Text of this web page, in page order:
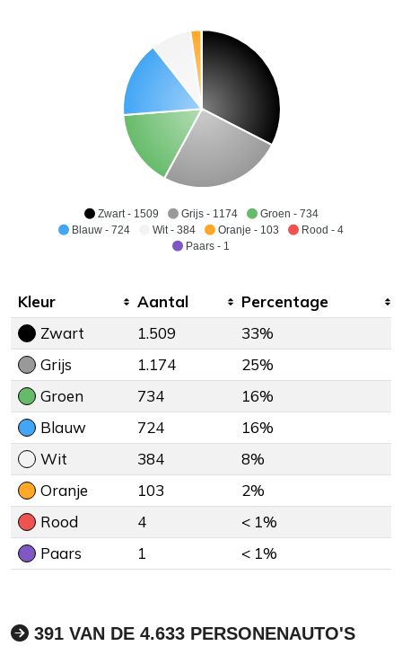
Zwart - 1509 Grijs - 1174
Groen - 734
Blauw - 724
Wit - 384 Oranje - 103
Rood - 4
Paars - 1
Kleur Aantal
Percentage
Zwart
1.509
33%
Grijs
1.174
25%
Groen
734
16%
Blauw
724
16%
Wit
384
8%
Oranje
103
2%
Rood
4
< 1%
Paars
1 < 1%
391 VAN DE 4.633 PERSONENAUTO'S